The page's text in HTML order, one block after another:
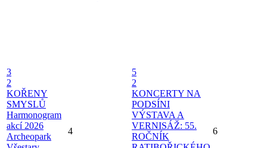
3
2
KOŘENY
SMYSLŮ
Harmonogram
akcí 2026
Archeopark
4
5
2
KONCERTY NA
PODSÍNI
VÝSTAVA A
VERNISÁŽ: 55.
ROČNÍK
6